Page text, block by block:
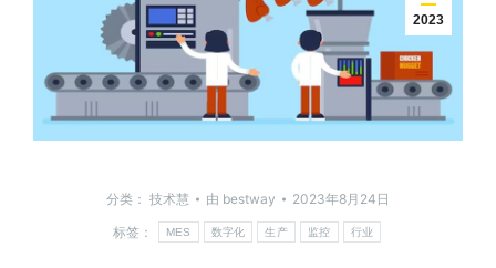
2023
分类： 技术慧 由 bestway
2023年8月24日
标签：
MES 数字化 生产 监控 行业